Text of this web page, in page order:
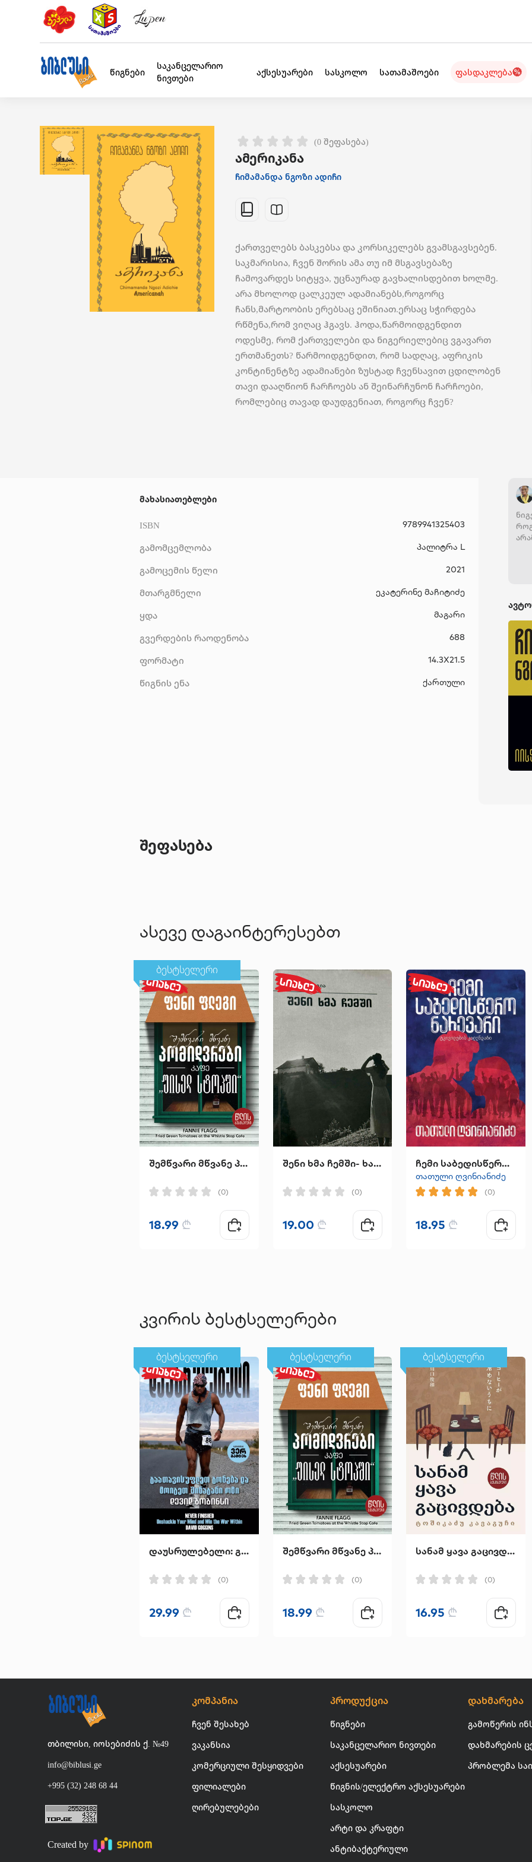
წიგნები
საკანცელარიო
ნივთები
აქსესუარები სასკოლო სათამაშოები ფასდაკლება
(0 შეფასება)
ამერიკანა
ჩიმამანდა ნგოზი ადიჩი
ქართველებს ბასკებსა და კორსიკელებს გვამსგავსებენ.
საკმარისია, ჩვენ შორის ამა თუ იმ მსგავსებაზე
ჩამოვარდეს სიტყვა, უცნაურად გავხალისდებით ხოლმე.
არა მხოლოდ ცალკეულ ადამიანებს,როგორც
ჩანს,მარტოობის ერებსაც ეშინიათ.ერსაც სჭირდება
რწმენა,რომ ვიღაც ჰგავს. ჰოდა,წარმოიდგენდით
ოდესმე, რომ ქართველები და ნიგერიელებიც ვგავართ
ერთმანეთს? წარმოიდგენდით, რომ სადღაც, აფრიკის
კონტინენტზე ადამიანები ზუსტად ჩვენსავით ცდილობენ
თავი დააღწიონ ჩარჩოებს ან შეინარჩუნონ ჩარჩოები,
რომლებიც თავად დაუდგენიათ, როგორც ჩვენ?
მახასიათებლები
ISBN 9789941325403
გამომცემლობა პალიტრა L
გამოცემის წელი 2021
მთარგმნელი ეკატერინე მაჩიტიძე
ყდა მაგარი
გვერდების რაოდენობა 688
ფორმატი 14.3X21.5
წიგნის ენა ქართული
შეფასება
ასევე დაგაინტერესებთ
ბესტსელერი
შემწვარი მწვანე პომიდვრები კაფე "უისელ სტოპში"
(0)
18.99 ₾
შენი ხმა ჩემში- ხატია ინჯგია
(0)
19.00 ₾
ჩემი საბედისწერო ნახევარი
თათული ღვინიანიძე
(0)
18.95 ₾
კვირის ბესტსელერები
ბესტსელერი
დაუსრულებელი: გაათავისუფლეთ გონება და მოიგეთ შინაგანი ომი
(0)
29.99 ₾
ბესტსელერი
შემწვარი მწვანე პომიდვრები კაფე "უისელ სტოპში"
(0)
18.99 ₾
ბესტსელერი
სანამ ყავა გაცივდება
(0)
16.95 ₾
თბილისი, იოსებიძის ქ. №49
info@biblusi.ge
+995 (32) 248 68 44
Created by
კომპანია
ჩვენ შესახებ
ვაკანსია
კომერციული შესყიდვები
ფილიალები
ღირებულებები
პროდუქცია
წიგნები
საკანცელარიო ნივთები
აქსესუარები
წიგნის/ელექტრო აქსესუარები
სასკოლო
არტი და კრაფტი
ანტიბაქტერიული
დახმარება
გამოწერის
დახმარების
პრობლემა